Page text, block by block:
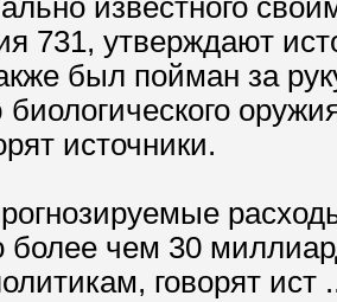
известного
731, утверждают
был пойман за
источники.
более чем 30
говорят ист